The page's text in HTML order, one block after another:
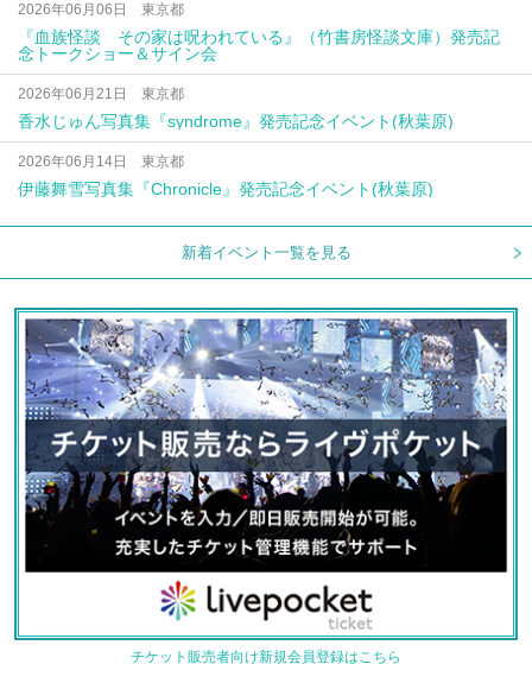
2026年06月06日 東京都
『血族怪談 その家は呪われている』（竹書房怪談文庫）発売記
念トークショー＆サイン会
2026年06月21日 東京都
香水じゅん写真集『syndrome』発売記念イベント(秋葉原)
2026年06月14日 東京都
伊藤舞雪写真集『Chronicle』発売記念イベント(秋葉原)
新着イベント一覧を見る
チケット販売者向け新規会員登録はこちら